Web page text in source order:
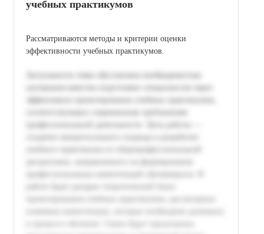
учебных практикумов
Рассматриваются методы и критерии оценки
эффективности учебных практикумов.